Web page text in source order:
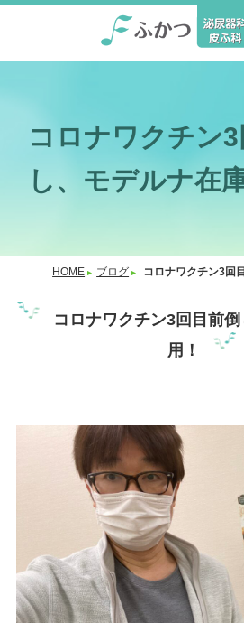
コロナワクチン3
し、モデルナ在
HOME ブログ コロナワクチン3回
コロナワクチン3回目前
用！